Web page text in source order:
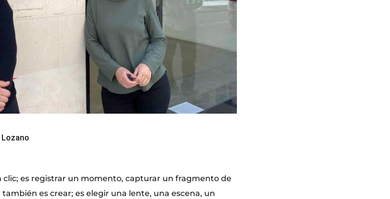
clic; es registrar un momento, capturar un fragmento de
es crear; es elegir una lente, una escena, un